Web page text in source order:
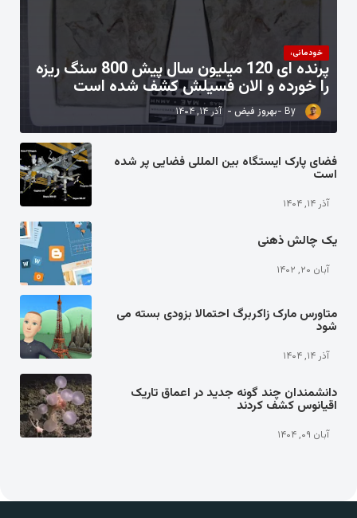
خودمانی،
پرنده ای 120 میلیون سال پیش 800 سنگ ریزه
را خورده و الان فسیلش کشف شده است
بهروز فیض آذر ۱۴, ۱۴۰۴
فضای پارک ایستگاه بین المللی فضایی پر شده
است
آذر ۱۴, ۱۴۰۴
یک چالش ذهنی
آبان ۲۰, ۱۴۰۲
متاورس مارک زاکربرگ احتمالا بزودی بسته می
شود
آذر ۱۴, ۱۴۰۴
دانشمندان چند گونه جدید در اعماق تاریک
اقیانوس کشف کردند
آبان ۰۹, ۱۴۰۴